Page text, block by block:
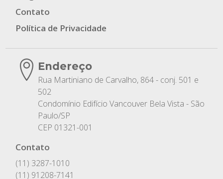
Contato
Política de Privacidade
Endereço
Rua Martiniano de Carvalho, 864 - conj. 501 e
502
Condomínio Edifício Vancouver Bela Vista - São
Paulo/SP
CEP 01321-001
Contato
(11) 3287-1010
(11) 91208-7141